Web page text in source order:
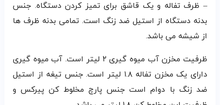
– ظرف تفاله و یک قاشق برای تمیز کردن دستگاه. جنس
بدنه دستگاه از استیل ضد زنگ است. تمامی بدنه ظرف ها
از شیشه می باشد.
ظرفیت مخزن آب میوه گیری ۲ لیتر است. آب میوه گیری
دارای یک مخزن تفاله ۱.۸ لیتر است. جنس تیغه از استیل
ضد زنگ با دوام است جنس پارچ مخلوط کن پیرکس و